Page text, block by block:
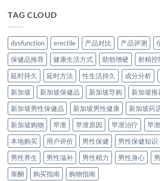
TAG CLOUD
dysfunction erectile 产品对比 产品评测
保健品推荐
健康生活方式 助勃增硬 射精控
延时持久
延时方法 性生活持久 成分分析
新加坡
新加坡保健品 新加坡导购 新加坡推
新加坡男性保健品
新加坡男性健康 新加坡药
新加坡购物
早泄 早泄原因 早泄治疗 早
本地购买
用户评价 男性保健 男性保健知识
男性养生
男性滋补 男性精力 男性身心
睾酮
购买指南 购物指南